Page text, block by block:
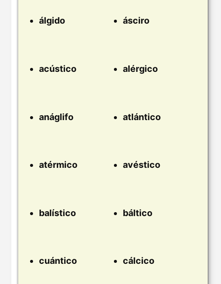
álgido ásciro
acústico alérgico
anáglifo atlántico
atérmico avéstico
balístico báltico
cuántico cálcico